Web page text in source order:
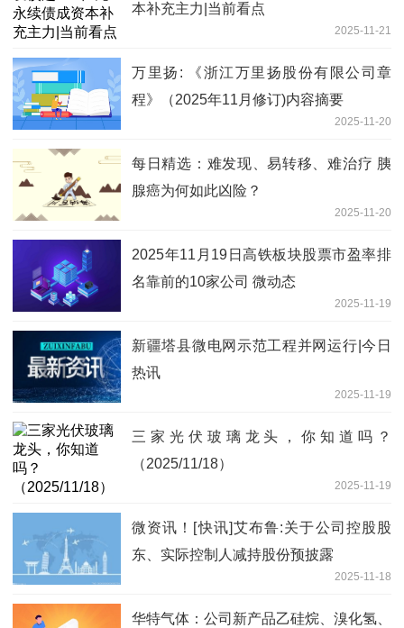
本补充主力|当前看点
2025-11-21
万里扬: 《浙江万里扬股份有限公司章
程》（2025年11月修订)内容摘要
2025-11-20
每日精选：难发现、易转移、难治疗 胰
腺癌为何如此凶险？
2025-11-20
2025年11月19日高铁板块股票市盈率排
名靠前的10家公司 微动态
2025-11-19
新疆塔县微电网示范工程并网运行|今日
热讯
2025-11-19
三家光伏玻璃龙头，你知道吗？
（2025/11/18）
2025-11-19
微资讯！[快讯]艾布鲁:关于公司控股股
东、实际控制人减持股份预披露
2025-11-18
华特气体：公司新产品乙硅烷、溴化氢、